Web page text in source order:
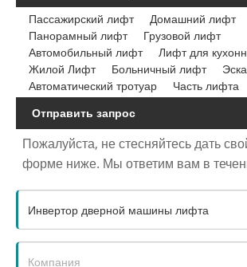
Пассажирский лифт
Домашний лифт
Панорамный лифт
Грузовой лифт
Автомобильный лифт
Лифт для
Жилой Лифт
Больничный лифт
Автоматический тротуар
Часть лифта
Отправить запрос
Пожалуйста, не стесняйтесь дать
форме ниже. Мы ответим вам в